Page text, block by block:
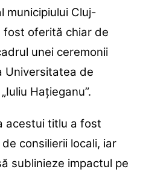
municipiului Cluj-
fost oferită chiar de
unei ceremonii
Universitatea de
Hațieganu”.
acestui titlu a fost
consilierii locali, iar
sublinieze impactul pe